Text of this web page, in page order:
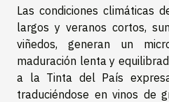
Las condiciones climáticas
largos y veranos cortos,
viñedos, generan un
maduración lenta y
a la Tinta del País
traduciéndose en vinos de